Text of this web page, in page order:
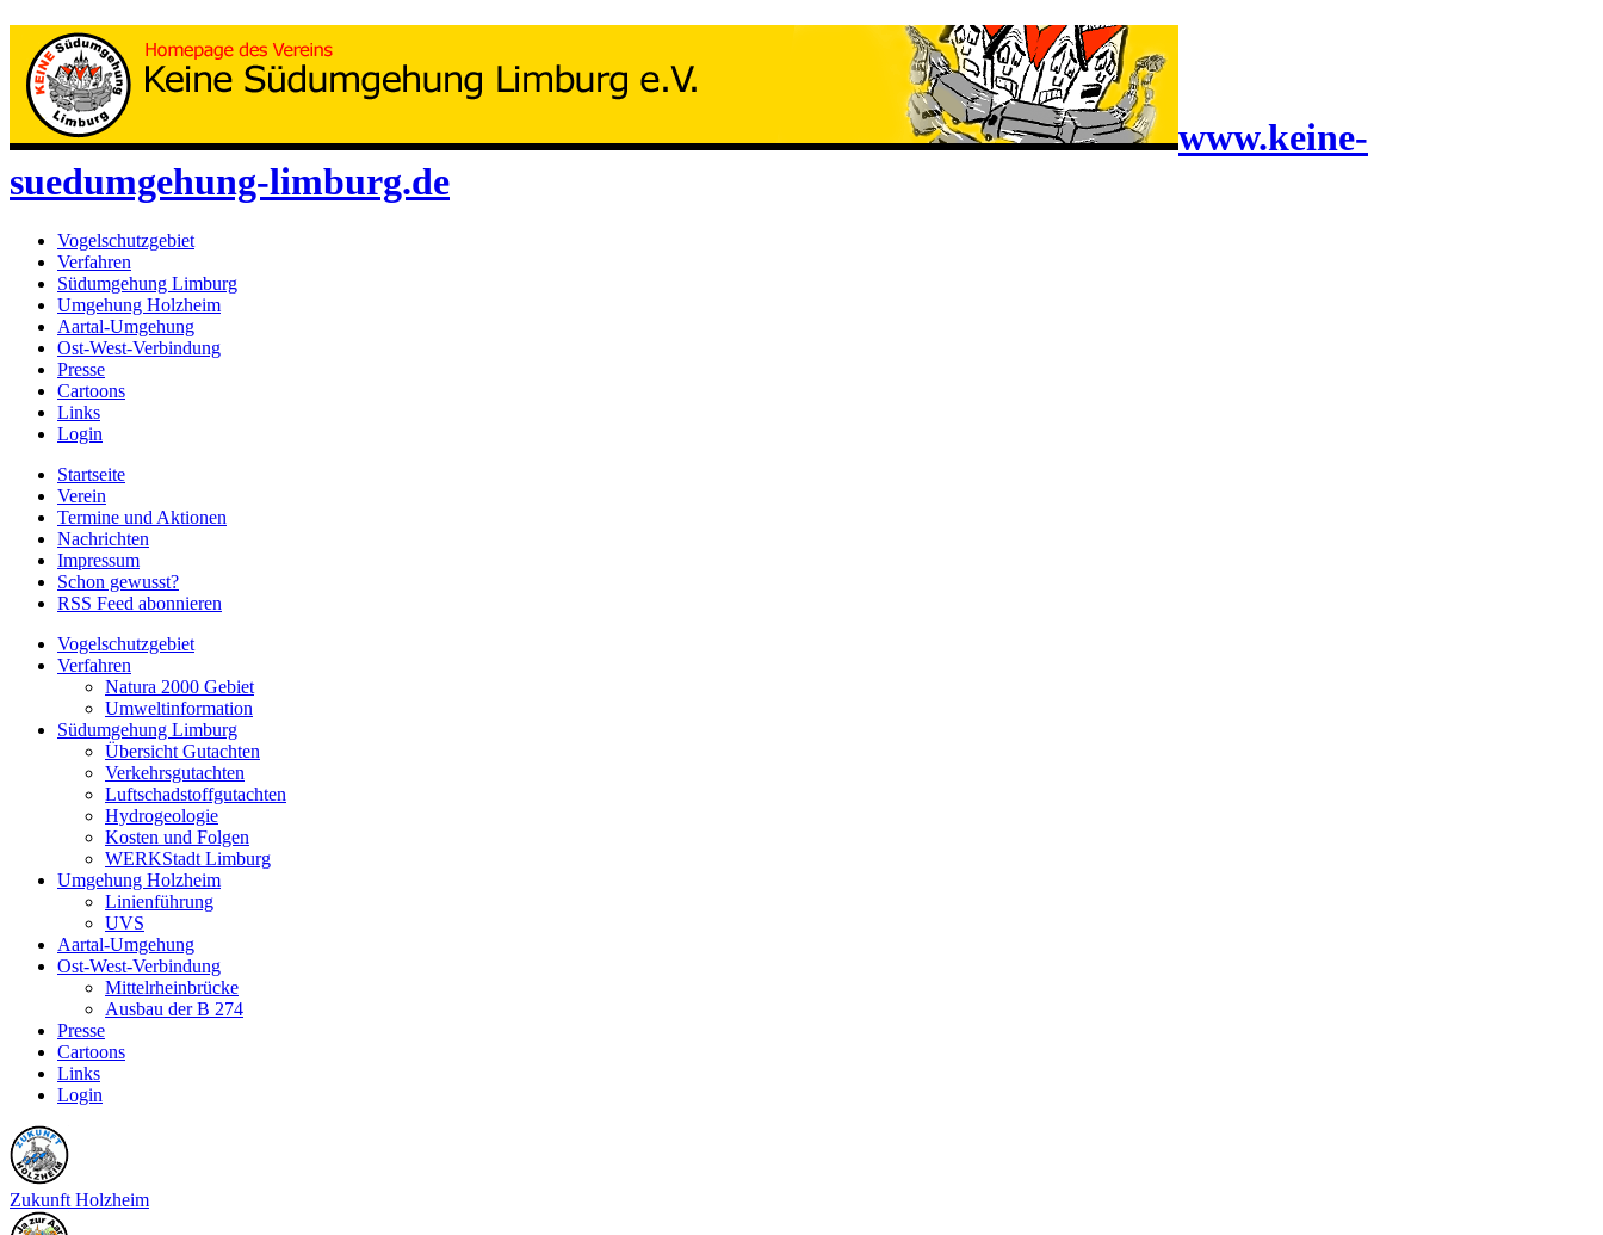
www.keine-
suedumgehung-limburg.de
Vogelschutzgebiet
Verfahren
Südumgehung Limburg
Umgehung Holzheim
Aartal-Umgehung
Ost-West-Verbindung
Presse
Cartoons
Links
Login
Startseite
Verein
Termine und Aktionen
Nachrichten
Impressum
Schon gewusst?
RSS Feed abonnieren
Vogelschutzgebiet
Verfahren
Natura 2000 Gebiet
Umweltinformation
Südumgehung Limburg
Übersicht Gutachten
Verkehrsgutachten
Luftschadstoffgutachten
Hydrogeologie
Kosten und Folgen
WERKStadt Limburg
Umgehung Holzheim
Linienführung
UVS
Aartal-Umgehung
Ost-West-Verbindung
Mittelrheinbrücke
Ausbau der B 274
Presse
Cartoons
Links
Login
Zukunft Holzheim